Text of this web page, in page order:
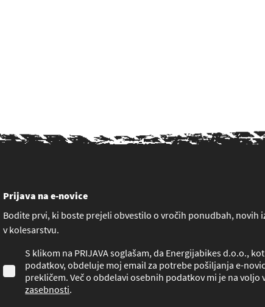
Prijava na e-novice
Bodite prvi, ki boste prejeli obvestilo o vročih ponudbah, novih
v kolesarstvu.
S klikom na PRIJAVA soglašam, da Energijabikes d.o.o.,
podatkov, obdeluje moj email za potrebe pošiljanja e-
prekličem. Več o obdelavi osebnih podatkov mi je na voljo
zasebnosti.